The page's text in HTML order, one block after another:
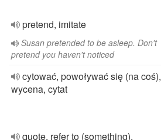
pretend, imitate
Susan pretended to be asleep. Don't
pretend you haven't noticed
cytować, powoływać się (na coś),
wycena, cytat
quote, refer to (something),